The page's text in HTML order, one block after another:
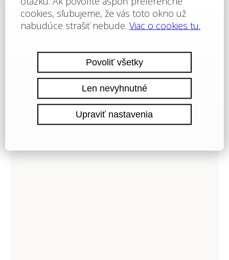
s potravinami a plážovými doplnkami • vnútorné fitness •
sauna • kúpele • detský klub • masážna miestnosť •
zdravotnícke stredisko • recepcia • detské a športové
bazénov pre deti i dospelých, pri bazéne je k dispozícii
plavčík a lehátka zadarmo • stolný futbal • biliard a stolný
tenis • cestovná kancelária • squash